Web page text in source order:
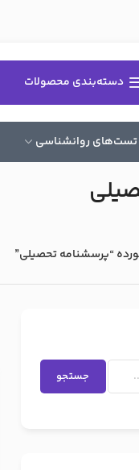
دسته‌بندی محصولات
تست‌های روانشناسی
“پرسشنامه تحصیلی”
جستجو